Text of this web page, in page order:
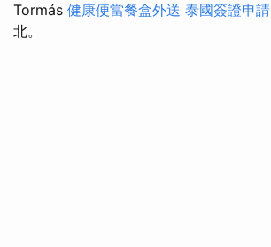
Tormás 健康便當餐盒外送 泰國簽證申請
北。